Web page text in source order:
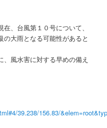
、台風第１０号について、
大雨となる可能性があると
風水害に対する早めの備え
39.238/156.83/